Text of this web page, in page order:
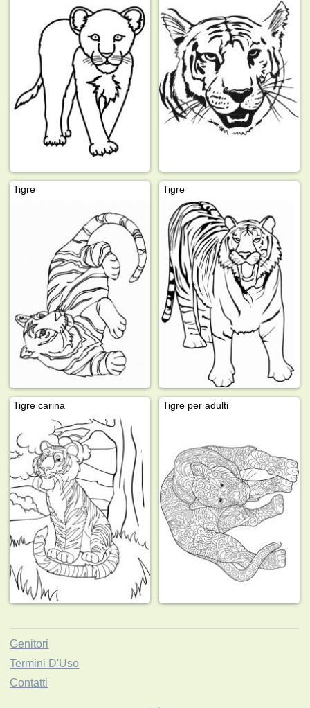
Tigre Tigre
Tigre carina Tigre per adulti
Genitori
Termini D'Uso
Contatti